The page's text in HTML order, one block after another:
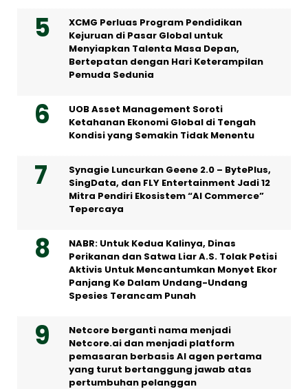
XCMG Perluas Program Pendidikan
Kejuruan di Pasar Global untuk
Menyiapkan Talenta Masa Depan,
Bertepatan dengan Hari Keterampilan
Pemuda Sedunia
UOB Asset Management Soroti
Ketahanan Ekonomi Global di Tengah
Kondisi yang Semakin Tidak Menentu
Synagie Luncurkan Geene 2.0 – BytePlus,
SingData, dan FLY Entertainment Jadi 12
Mitra Pendiri Ekosistem “AI Commerce”
Tepercaya
NABR: Untuk Kedua Kalinya, Dinas
Perikanan dan Satwa Liar A.S. Tolak Petisi
Aktivis Untuk Mencantumkan Monyet Ekor
Panjang Ke Dalam Undang-Undang
Spesies Terancam Punah
Netcore berganti nama menjadi
Netcore.ai dan menjadi platform
pemasaran berbasis AI agen pertama
yang turut bertanggung jawab atas
pertumbuhan pelanggan